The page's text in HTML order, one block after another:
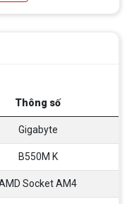
Thông số
Gigabyte
B550M K
Socket AM4